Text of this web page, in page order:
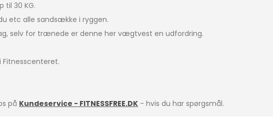
til 30 KG.
etc alle sandsække i ryggen.
selv for trænede er denne her vægtvest en udfordring.
Fitnesscenteret.
på Kundeservice - FITNESSFREE.DK - hvis du har spørgsmål.